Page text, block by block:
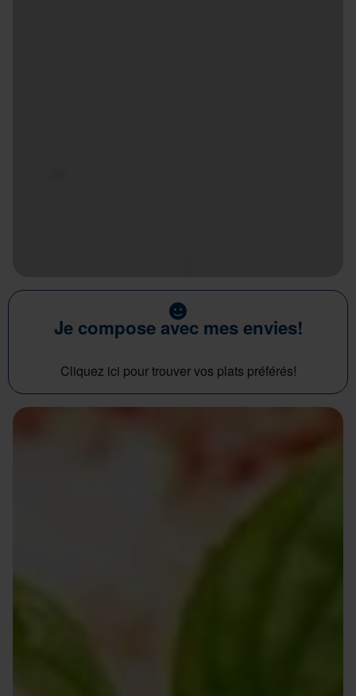
Je compose avec mes envies!
Cliquez ici pour trouver vos plats préférés!